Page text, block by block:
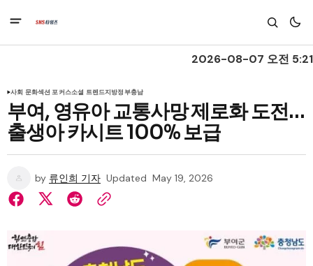
2026-08-07 오전 5:21
사회 문화섹션 포커스소셜 트렌드지방정부충남
부여, 영유아 교통사망 제로화 도전…
출생아 카시트 100% 보급
by 류인희 기자 Updated May 19, 2026